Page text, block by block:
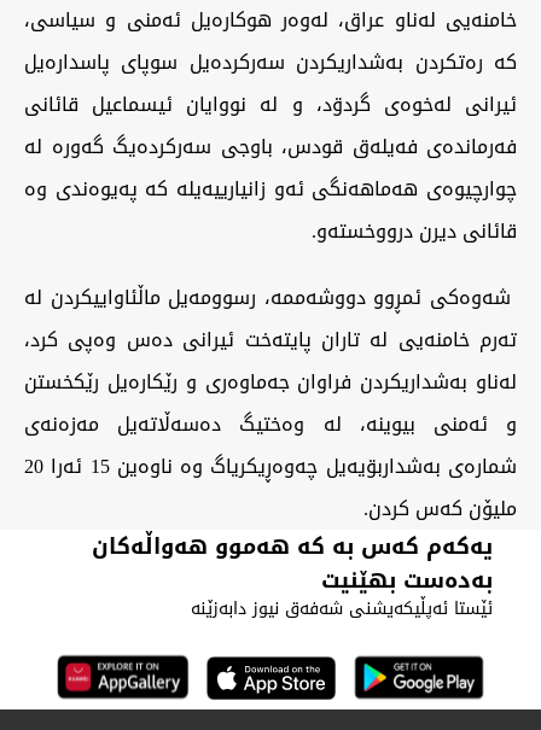
خامنەیی لەناو عراق، لەوەر هوکارەیل ئەمنی و سیاسی،
کە رەتکردن بەشداریکردن سەرکردەیل سوپای پاسدارەیل
ئیرانی لەخوەی گردۊد، و لە نووایان ئیسماعیل قائانی
فەرماندەی فەیلەق قودس، باوجی سەرکردەیگ گەورە لە
چوارچیوەی هەماهەنگی ئەو زانیارییەیلە کە پەیوەندی وە
قائانی دیرن درووخستەو.
شەوەکی ئمڕوو دووشەممە، رسوومەیل ماڵئاواییکردن لە
تەرم خامنەیی لە تاران پایتەخت ئیرانی دەس وەپی کرد،
لەناو بەشداریکردن فراوان جەماوەری و رێکارەیل رێکخستن
و ئەمنی بیوینە، لە وەختیگ دەسەڵاتەیل مەزەنەی
شمارەی بەشداربۊیەیل چەوەڕیکریاگ وە ناوەین 15 ئەرا 20
ملیۆن کەس کردن.
یەکەم کەس بە کە هەموو هەواڵەکان
بەدەست بهێنیت
ئێستا ئەپڵیکەیشنی شەفەق نیوز دابەزێنە